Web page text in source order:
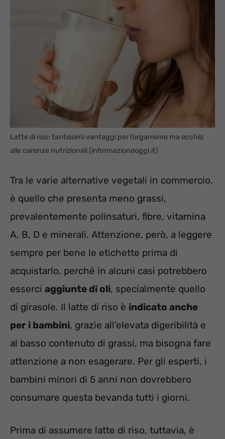
Latte di riso: tantissimi vantaggi per l’organismo ma occhio
alle carenze nutrizionali (informazioneoggi.it)
Tra le varie alternative vegetali in commercio,
è quello che presenta meno grassi,
prevalentemente polinsaturi, fibre, vitamina
A, B, D e minerali. Attenzione, però, a leggere
sempre per bene le etichette prima di
acquistarlo, perché in alcuni casi potrebbero
esserci aggiunte di oli, specialmente quello
di girasole. Il latte di riso è indicato anche
per i bambini, grazie all’elevata digeribilità e
al basso contenuto di grassi, ma bisogna fare
attenzione a non esagerare. Per gli esperti, i
bambini minori di 5 anni non dovrebbero
consumare questa bevanda tutti i giorni.
Prima di assumere latte di riso, tuttavia, è